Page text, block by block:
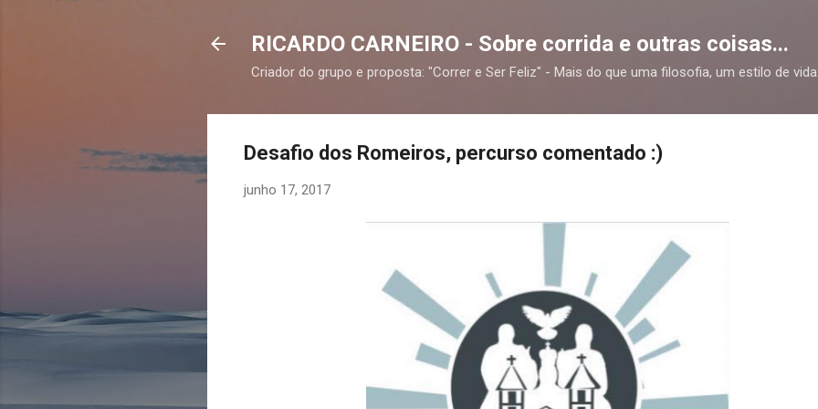
RICARDO CARNEIRO - Sobre corrida e outras coisas...
Criador do grupo e proposta: "Correr e Ser Feliz" - Mais do que uma filosofia, um estilo de
Desafio dos Romeiros, percurso comentado :)
junho 17, 2017